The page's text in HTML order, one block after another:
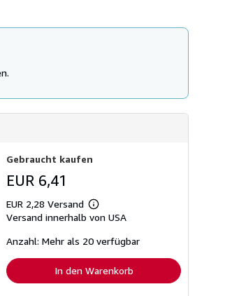
s
e
Gebraucht kaufen
EUR 6,41
EUR 2,28 Versand
Weitere
Informationen
Versandkosten
Versand innerhalb von USA
Anzahl: Mehr als 20 verfügbar
In den Warenkorb